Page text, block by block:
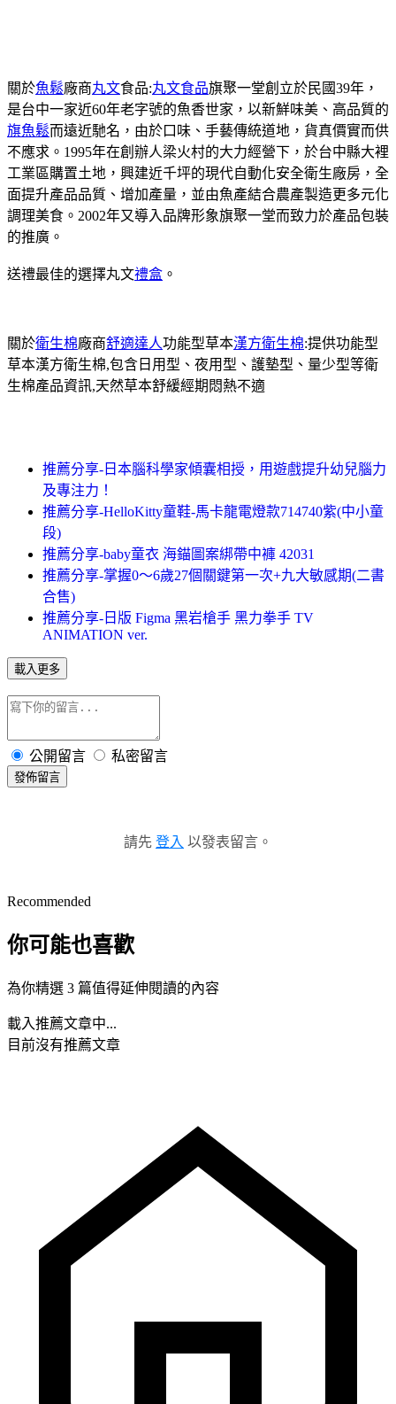
關於魚鬆廠商丸文食品:丸文食品旗聚一堂創立於民國39年，
是台中一家近60年老字號的魚香世家，以新鮮味美、高品質的
旗魚鬆而遠近馳名，由於口味、手藝傳統道地，貨真價實而供
不應求。1995年在創辦人梁火村的大力經營下，於台中縣大裡
工業區購置土地，興建近千坪的現代自動化安全衛生廠房，全
面提升產品品質、增加產量，並由魚產結合農產製造更多元化
調理美食。2002年又導入品牌形象旗聚一堂而致力於產品包裝
的推廣。
送禮最佳的選擇丸文禮盒 。
關於衛生棉廠商舒適達人功能型草本漢方衛生棉:提供功能型
草本漢方衛生棉,包含日用型、夜用型、護墊型、量少型等衛
生棉產品資訊,天然草本舒緩經期悶熱不適
推薦分享-日本腦科學家傾囊相授，用遊戲提升幼兒腦力
及專注力！
推薦分享-HelloKitty童鞋-馬卡龍電燈款714740紫(中小童
段)
推薦分享-baby童衣 海錨圖案綁帶中褲 42031
推薦分享-掌握0～6歲27個關鍵第一次+九大敏感期(二書
合售)
推薦分享-日版 Figma 黑岩槍手 黑力拳手 TV
ANIMATION ver.
載入更多
公開留言 私密留言
發佈留言
請先 登入 以發表留言。
Recommended
你可能也喜歡
為你精選 3 篇值得延伸閱讀的內容
載入推薦文章中...
目前沒有推薦文章